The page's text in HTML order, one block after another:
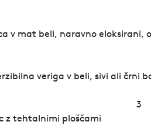
v mat beli, naravno eloksirani,
veriga v beli, sivi ali črni
3
z tehtalnimi ploščami